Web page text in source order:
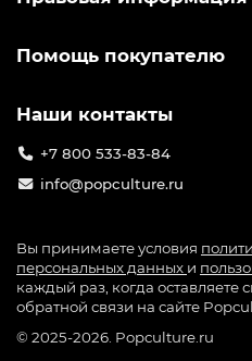
Помощь покупателю
Наши контакты
+7 800 533-83-84
info@popculture.ru
Вы принимаете условия
персональных данных и
каждый раз, когда
обратной связи на сайте
© 2025-2026. Popculture.ru